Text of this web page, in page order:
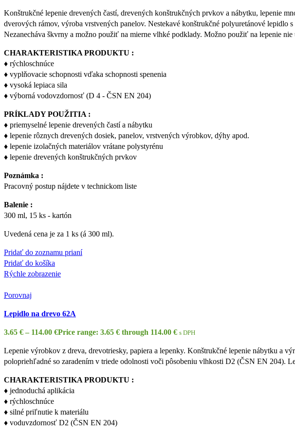
Konštrukčné lepenie drevených častí, drevených konštrukčných prvkov a nábytku, lepenie
dverových rámov, výroba vrstvených panelov. Nestekavé konštrukčné polyuretánové
Nezanecháva škvrny a možno použiť na mierne vlhké podklady. Možno použiť na lepenie
CHARAKTERISTIKA PRODUKTU :
♦ rýchloschnúce
♦ vyplňovacie schopnosti vďaka schopnosti spenenia
♦ vysoká lepiaca sila
♦ výborná vodovzdornosť (D 4 - ČSN EN 204)
PRÍKLADY POUŽITIA :
♦ priemyselné lepenie drevených častí a nábytku
♦ lepenie rôznych drevených dosiek, panelov, vrstvených výrobkov, dýhy apod.
♦ lepenie izolačných materiálov vrátane polystyrénu
♦ lepenie drevených konštrukčných prvkov
Poznámka :
Pracovný postup nájdete v technickom liste
Balenie :
300 ml, 15 ks - kartón
Uvedená cena je za 1 ks (á 300 ml).
Pridať do zoznamu prianí
Pridať do košíka
Rýchle zobrazenie
Porovnaj
Lepidlo na drevo 62A
3.65 € – 114.00 €Price range: 3.65 € through 114.00 € s DPH
Lepenie výrobkov z dreva, drevotriesky, papiera a lepenky. Konštrukčné lepenie nábytku a
polopriehľadné so zaradením v triede odolnosti voči pôsobeniu vlhkosti D2 (ČSN EN 204).
CHARAKTERISTIKA PRODUKTU :
♦ jednoduchá aplikácia
♦ rýchloschnúce
♦ silné priľnutie k materiálu
♦ voduvzdornosť D2 (ČSN EN 204)